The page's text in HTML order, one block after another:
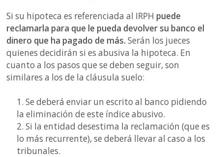
Si su hipoteca es referenciada al IRPH puede
reclamarla para que le pueda devolver su banco el
dinero que ha pagado de más. Serán los jueces
quienes decidirán si es abusiva la hipoteca. En
cuanto a los pasos que se deben seguir, son
similares a los de la cláusula suelo:
1. Se deberá enviar un escrito al banco pidiendo
la eliminación de este índice abusivo.
2. Si la entidad desestima la reclamación (que es
lo más recurrente), se deberá llevar al caso a los
tribunales.